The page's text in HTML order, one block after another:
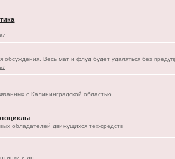
обсуждения. Весь мат и флуд будет удаляться без
с Калининградской областью
обладателей движущихся тех-средств
и др.